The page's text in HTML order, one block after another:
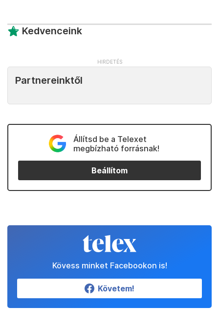
Kedvenceink
Partnereinktől
Állítsd be a Telexet
megbízható forrásnak!
Beállítom
Kövess minket Facebookon is!
Követem!